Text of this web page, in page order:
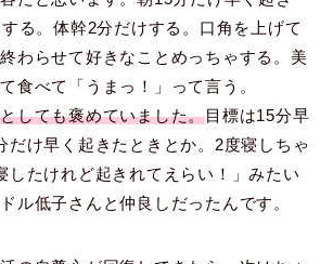
る。体幹2分だけする。口角を上げて
わらせて好きなことめっちゃする。美
食べて「うまっ！」って言う。
しても褒めていました。目標は15分早
だけ早く起きたときとか。2度寝しちゃ
したけれど起きれてえらい！」みたい
ル低子さんと仲良しだったんです。